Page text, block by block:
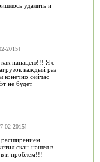
удалить и
2015]
панацею!!! Я с
каждый раз
конечно сейчас
не будет
02-2015]
расширением
скан-нашел в
и проблем!!!